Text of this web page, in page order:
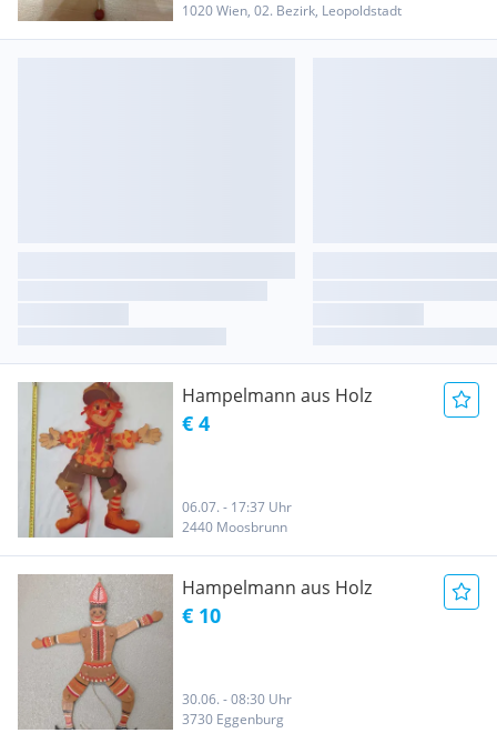
1020 Wien, 02. Bezirk, Leopoldstadt
Hampelmann aus Holz
€ 4
06.07. - 17:37 Uhr
2440 Moosbrunn
Hampelmann aus Holz
€ 10
30.06. - 08:30 Uhr
3730 Eggenburg